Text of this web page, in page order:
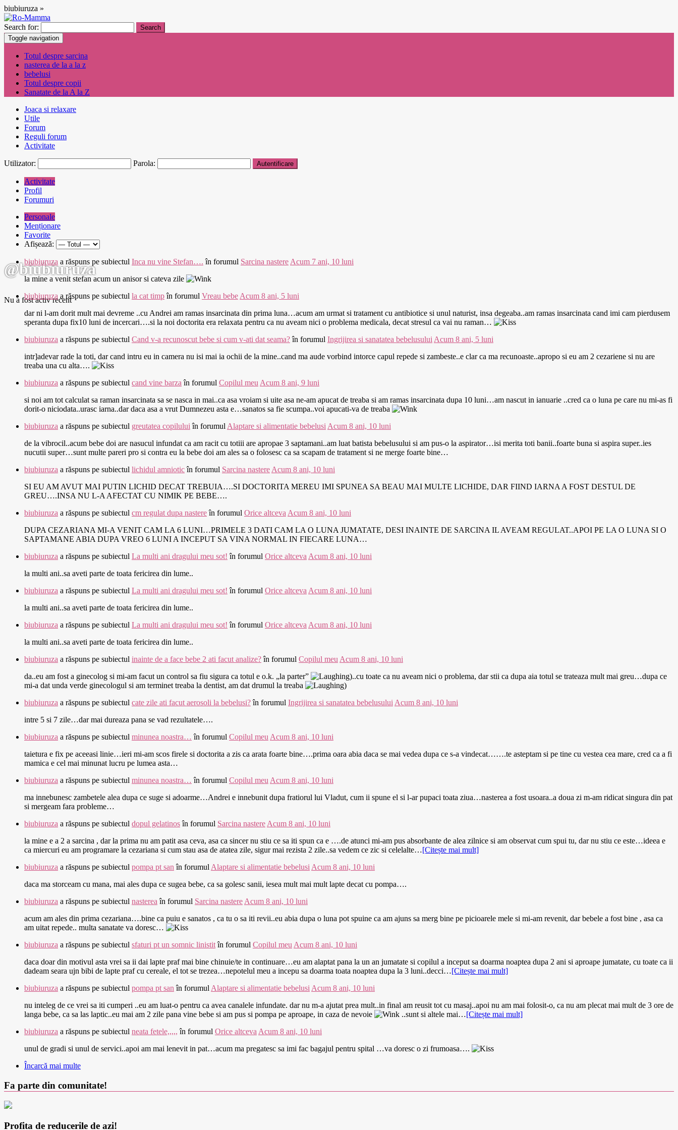
biubiuruza »
Search for:
Toggle navigation
Totul despre sarcina
nasterea de la a la z
bebelusi
Totul despre copii
Sanatate de la A la Z
Joaca si relaxare
Utile
Forum
Reguli forum
Activitate
Utilizator: Parola:
@biubiuruza
Nu a fost activ recent
Activitate
Profil
Forumuri
Personale
Menționare
Favorite
Afișează:
biubiuruza a răspuns pe subiectul Inca nu vine Stefan…. în forumul Sarcina nastere Acum 7 ani, 10 luni
la mine a venit stefan acum un anisor si cateva zile
biubiuruza a răspuns pe subiectul la cat timpîn forumul Vreau bebe Acum 8 ani, 5 luni
dar ni l-am dorit mult mai devreme ..cu Andrei am ramas insarcinata din prima luna…acum am urmat si tratament cu antibiotice si unul naturist, insa degeaba..am ramas insarcinata cand imi cam pierdusem
speranta dupa fix10 luni de incercari….si la noi doctorita era relaxata pentru ca nu aveam nici o problema medicala, decat stresul ca vai nu raman…
biubiuruza a răspuns pe subiectul Cand v-a recunoscut bebe si cum v-ati dat seama?în forumul Ingrijirea si sanatatea bebelusului Acum 8 ani, 5 luni
intr]adevar rade la toti, dar cand intru eu in camera nu isi mai ia ochii de la mine..cand ma aude vorbind intorce capul repede si zambeste..e clar ca ma recunoaste..apropo si eu am 2 cezariene si nu are
treaba una cu alta….
biubiuruza a răspuns pe subiectul cand vine barza în forumul Copilul meu Acum 8 ani, 9 luni
si noi am tot calculat sa raman insarcinata sa se nasca in mai..ca asa vroiam si uite asa ne-am apucat de treaba si am ramas insarcinata dupa 10 luni…am nascut in ianuarie ..cred ca o luna pe care nu mi-as fi
dorit-o niciodata..urasc iarna..dar daca asa a vrut Dumnezeu asta e…sanatos sa fie scumpa..voi apucati-va de treaba
biubiuruza a răspuns pe subiectul greutatea copilului în forumul Alaptare si alimentatie bebelusi Acum 8 ani, 10 luni
de la vibrocil..acum bebe doi are nasucul infundat ca am racit cu totiii are apropae 3 saptamani..am luat batista bebelusului si am pus-o la aspirator…isi merita toti banii..foarte buna si aspira super..ies
nucutii super…sunt multe pareri pro si contra eu la bebe doi am ales sa o folosesc ca sa scapam de tratament si ne merge foarte bine…
biubiuruza a răspuns pe subiectul lichidul amnioticîn forumul Sarcina nastere Acum 8 ani, 10 luni
SI EU AM AVUT MAI PUTIN LICHID DECAT TREBUIA….SI DOCTORITA MEREU IMI SPUNEA SA BEAU MAI MULTE LICHIDE, DAR FIIND IARNA A FOST DESTUL DE
GREU….INSA NU L-A AFECTAT CU NIMIK PE BEBE….
biubiuruza a răspuns pe subiectul cm regulat dupa nastereîn forumul Orice altceva Acum 8 ani, 10 luni
DUPA CEZARIANA MI-A VENIT CAM LA 6 LUNI…PRIMELE 3 DATI CAM LA O LUNA JUMATATE, DESI INAINTE DE SARCINA IL AVEAM REGULAT..APOI PE LA O LUNA SI O
SAPTAMANE ABIA DUPA VREO 6 LUNI A INCEPUT SA VINA NORMAL IN FIECARE LUNA…
biubiuruza a răspuns pe subiectul La multi ani dragului meu sot! în forumul Orice altceva Acum 8 ani, 10 luni
la multi ani..sa aveti parte de toata fericirea din lume..
biubiuruza a răspuns pe subiectul La multi ani dragului meu sot! în forumul Orice altceva Acum 8 ani, 10 luni
la multi ani..sa aveti parte de toata fericirea din lume..
biubiuruza a răspuns pe subiectul La multi ani dragului meu sot! în forumul Orice altceva Acum 8 ani, 10 luni
la multi ani..sa aveti parte de toata fericirea din lume..
biubiuruza a răspuns pe subiectul inainte de a face bebe 2 ati facut analize?în forumul Copilul meu Acum 8 ani, 10 luni
da..eu am fost a ginecolog si mi-am facut un control sa fiu sigura ca totul e o.k. „la parter”
)..cu toate ca nu aveam nici o problema, dar stii ca dupa aia totul se trateaza mult mai greu…dupa ce
mi-a dat unda verde ginecologul si am terminet treaba la dentist, am dat drumul la treaba
)
biubiuruza a răspuns pe subiectul cate zile ati facut aerosoli la bebelusi?în forumul Ingrijirea si sanatatea bebelusului Acum 8 ani, 10 luni
intre 5 si 7 zile…dar mai dureaza pana se vad rezultatele….
biubiuruza a răspuns pe subiectul minunea noastra… în forumul Copilul meu Acum 8 ani, 10 luni
taietura e fix pe aceeasi linie…ieri mi-am scos firele si doctorita a zis ca arata foarte bine….prima oara abia daca se mai vedea dupa ce s-a vindecat…….te asteptam si pe tine cu vestea cea mare, cred ca a fi
mamica e cel mai minunat lucru pe lumea asta…
biubiuruza a răspuns pe subiectul minunea noastra… în forumul Copilul meu Acum 8 ani, 10 luni
ma innebunesc zambetele alea dupa ce suge si adoarme…Andrei e innebunit dupa fratiorul lui Vladut, cum ii spune el si l-ar pupaci toata ziua…nasterea a fost usoara..a doua zi m-am ridicat singura din pat
si mergeam fara probleme…
biubiuruza a răspuns pe subiectul dopul gelatinosîn forumul Sarcina nastere Acum 8 ani, 10 luni
la mine e a 2 a sarcina , dar la prima nu am patit asa ceva, asa ca sincer nu stiu ce sa iti spun ca e ….de atunci mi-am pus absorbante de alea zilnice si am observat cum spui tu, dar nu stiu ce este…ideea e
ca miercuri eu am programare la cezariana si cum stau asa de atatea zile, sigur mai rezista 2 zile..sa vedem ce zic si celelalte…[Citește mai mult]
biubiuruza a răspuns pe subiectul pompa pt san în forumul Alaptare si alimentatie bebelusi Acum 8 ani, 10 luni
daca ma storceam cu mana, mai ales dupa ce sugea bebe, ca sa golesc sanii, iesea mult mai mult lapte decat cu pompa….
biubiuruza a răspuns pe subiectul nasterea în forumul Sarcina nastere Acum 8 ani, 10 luni
acum am ales din prima cezariana….bine ca puiu e sanatos , ca tu o sa iti revii..eu abia dupa o luna pot spuine ca am ajuns sa merg bine pe picioarele mele si mi-am revenit, dar bebele a fost bine , asa ca
am uitat repede.. multa sanatate va doresc…
biubiuruza a răspuns pe subiectul sfaturi pt un somnic linistitîn forumul Copilul meu Acum 8 ani, 10 luni
daca doar din motivul asta vrei sa ii dai lapte praf mai bine chinuie/te in continuare…eu am alaptat pana la un an jumatate si copilul a inceput sa doarma noaptea dupa 2 ani si aproape jumatate, cu toate ca ii
dadeam seara ujn bibi de lapte praf cu cereale, el tot se trezea…nepotelul meu a incepu sa doarma toata noaptea dupa la 3 luni..decci…[Citește mai mult]
biubiuruza a răspuns pe subiectul pompa pt san în forumul Alaptare si alimentatie bebelusi Acum 8 ani, 10 luni
nu inteleg de ce vrei sa iti cumperi ..eu am luat-o pentru ca avea canalele infundate. dar nu m-a ajutat prea mult..in final am reusit tot cu masaj..apoi nu am mai folosit-o, ca nu am plecat mai mult de 3 ore de
langa bebe, ca sa las laptic..eu mai am 2 zile pana vine bebe si am pus si pompa pe aproape, in caza de nevoie
..sunt si altele mai…[Citește mai mult]
biubiuruza a răspuns pe subiectul neata fetele,,,,, în forumul Orice altceva Acum 8 ani, 10 luni
unul de gradi si unul de servici..apoi am mai lenevit in pat…acum ma pregatesc sa imi fac bagajul pentru spital …va doresc o zi frumoasa….
Încarcă mai multe
Fa parte din comunitate!
Profita de reducerile de azi!